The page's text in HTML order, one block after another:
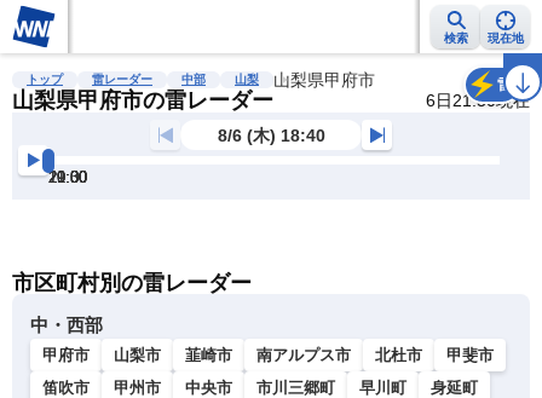
検索 現在地
雨雲レーダー 台風情報 地震情報 警報・注意報 2週間天気 ラ
トップ 雷レーダー 中部 山梨 山梨県甲府市
山梨県甲府市の雷レーダー 6日21:30現在
雷
8/6 (木) 18:40
19:00
19:30
20:00
20:30
21:00
21:30
市区町村別の雷レーダー
中・西部
甲府市 山梨市 韮崎市 南アルプス市 北杜市
甲斐市
笛吹市
甲州市 中央市 市川三郷町 早川町
身延町